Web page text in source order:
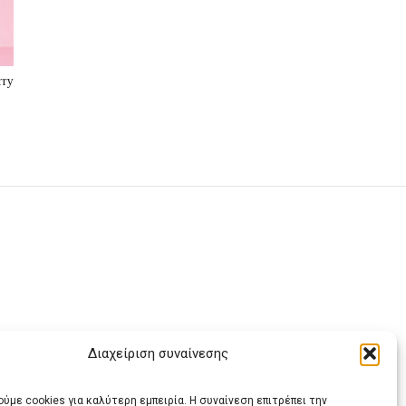
Διαχείριση συναίνεσης
cookies για καλύτερη εμπειρία. Η συναίνεση επιτρέπει την